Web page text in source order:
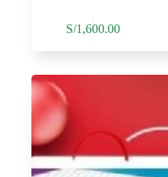
S/1,600.00